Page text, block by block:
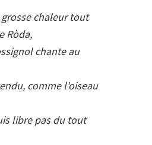
chaleur tout
Ròda,
chante au
comme l'oiseau
libre pas du tout